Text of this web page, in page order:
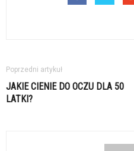
Poprzedni artykuł
JAKIE CIENIE DO OCZU DLA 50
LATKI?